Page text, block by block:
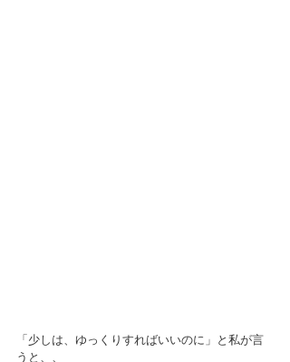
「少しは、ゆっくりすればいいのに」と私が言
うと、、